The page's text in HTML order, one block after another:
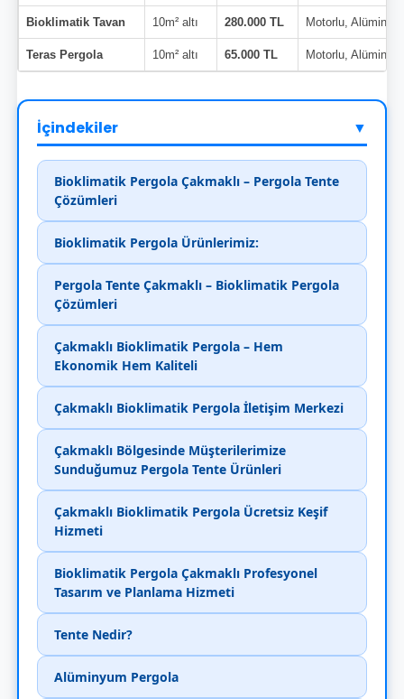
Bioklimatik Tavan 10m² altı 280.000 TL Motorlu,
Teras Pergola 10m² altı 65.000 TL Motorlu,
İçindekiler ▼
Bioklimatik Pergola Çakmaklı – Pergola Tente
Çözümleri
Bioklimatik Pergola Ürünlerimiz:
Pergola Tente Çakmaklı – Bioklimatik Pergola
Çözümleri
Çakmaklı Bioklimatik Pergola – Hem
Ekonomik Hem Kaliteli
Çakmaklı Bioklimatik Pergola İletişim Merkezi
Çakmaklı Bölgesinde Müşterilerimize
Sunduğumuz Pergola Tente Ürünleri
Çakmaklı Bioklimatik Pergola Ücretsiz Keşif
Hizmeti
Bioklimatik Pergola Çakmaklı Profesyonel
Tasarım ve Planlama Hizmeti
Tente Nedir?
Alüminyum Pergola